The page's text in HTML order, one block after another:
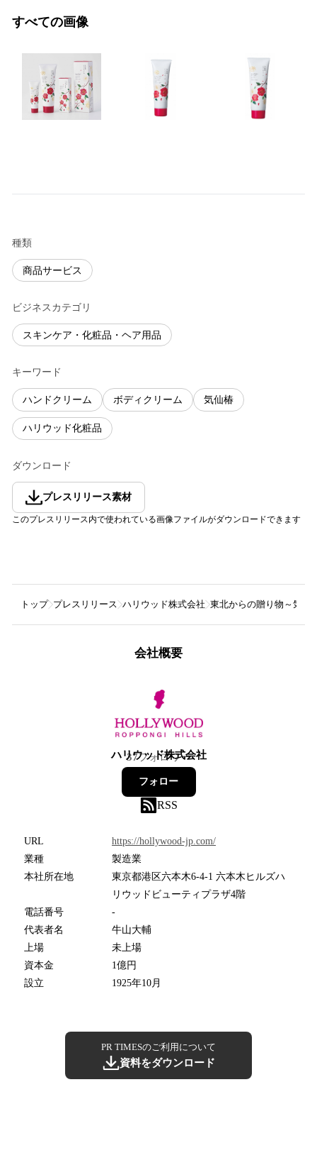
すべての画像
種類
商品サービス
ビジネスカテゴリ
スキンケア・化粧品・ヘア用品
キーワード
ハンドクリーム ボディクリーム 気仙椿
ハリウッド化粧品
ダウンロード
プレスリリース素材
このプレスリリース内で使われている画像ファイルがダウンロードできます
トップ プレスリリース ハリウッド株式会社 東北からの贈り物～気仙
会社概要
ハリウッド株式会社
37フォロワー
フォロー
RSS
URL
https://hollywood-jp.com/
業種
製造業
本社所在地
東京都港区六本木6-4-1 六本木ヒルズハ
リウッドビューティプラザ4階
電話番号
-
代表者名
牛山大輔
上場
未上場
資本金
1億円
設立
1925年10月
PR TIMESのご利用について
資料をダウンロード